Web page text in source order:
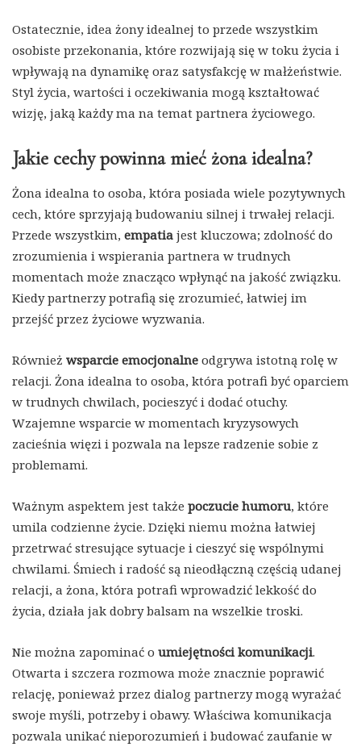
Ostatecznie, idea żony idealnej to przede wszystkim
osobiste przekonania, które rozwijają się w toku życia i
wpływają na dynamikę oraz satysfakcję w małżeństwie.
Styl życia, wartości i oczekiwania mogą kształtować
wizję, jaką każdy ma na temat partnera życiowego.
Jakie cechy powinna mieć żona idealna?
Żona idealna to osoba, która posiada wiele pozytywnych
cech, które sprzyjają budowaniu silnej i trwałej relacji.
Przede wszystkim, empatia jest kluczowa; zdolność do
zrozumienia i wspierania partnera w trudnych
momentach może znacząco wpłynąć na jakość związku.
Kiedy partnerzy potrafią się zrozumieć, łatwiej im
przejść przez życiowe wyzwania.
Również wsparcie emocjonalne odgrywa istotną rolę w
relacji. Żona idealna to osoba, która potrafi być oparciem
w trudnych chwilach, pocieszyć i dodać otuchy.
Wzajemne wsparcie w momentach kryzysowych
zacieśnia więzi i pozwala na lepsze radzenie sobie z
problemami.
Ważnym aspektem jest także poczucie humoru, które
umila codzienne życie. Dzięki niemu można łatwiej
przetrwać stresujące sytuacje i cieszyć się wspólnymi
chwilami. Śmiech i radość są nieodłączną częścią udanej
relacji, a żona, która potrafi wprowadzić lekkość do
życia, działa jak dobry balsam na wszelkie troski.
Nie można zapominać o umiejętności komunikacji.
Otwarta i szczera rozmowa może znacznie poprawić
relację, ponieważ przez dialog partnerzy mogą wyrażać
swoje myśli, potrzeby i obawy. Właściwa komunikacja
pozwala unikać nieporozumień i budować zaufanie w